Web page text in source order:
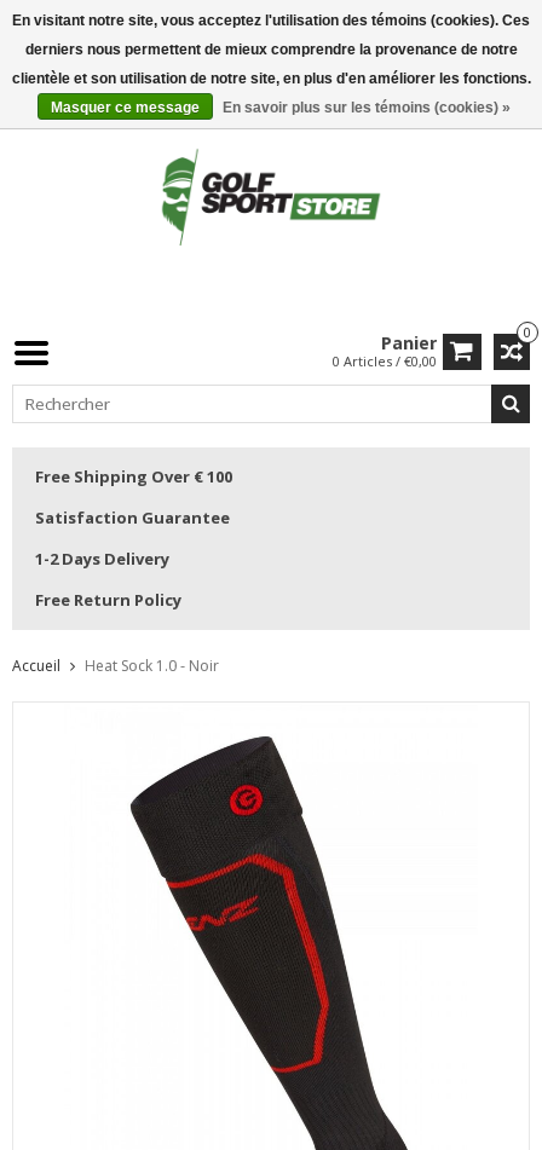
0
Panier
0 Articles / €0,00
Free Shipping Over € 100
Satisfaction Guarantee
1-2 Days Delivery
Free Return Policy
Accueil Heat Sock 1.0 - Noir
En visitant notre site, vous acceptez l'utilisation des témoins (cookies). Ces
derniers nous permettent de mieux comprendre la provenance de notre
clientèle et son utilisation de notre site, en plus d'en améliorer les fonctions.
Masquer ce message
En savoir plus sur les témoins (cookies) »